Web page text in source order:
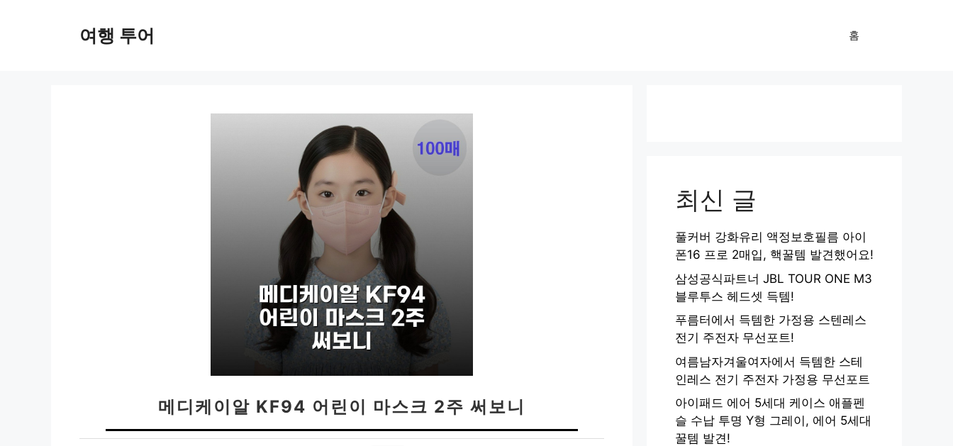
여행 투어 홈
메디케이알 KF94 어린이 마스크 2주 써보니
최신 글
풀커버 강화유리 액정보호필름 아이
폰16 프로 2매입, 핵꿀템 발견했어요!
삼성공식파트너 JBL TOUR ONE M3
블루투스 헤드셋 득템!
푸름터에서 득템한 가정용 스텐레스
전기 주전자 무선포트!
여름남자겨울여자에서 득템한 스테
인레스 전기 주전자 가정용 무선포트
아이패드 에어 5세대 케이스 애플펜
슬 수납 투명 Y형 그레이, 에어 5세대
꿀템 발견!